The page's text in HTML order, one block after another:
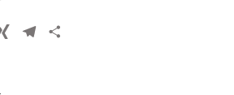
XING Telegram